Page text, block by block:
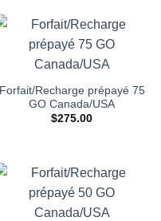
Forfait/Recharge prépayé 75
GO Canada/USA
$275.00